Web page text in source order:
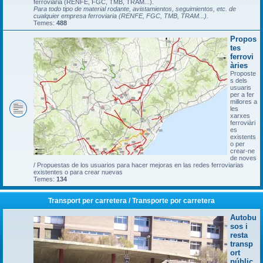
ferroviària (RENFE, FGC, TMB, TRAM...).
Para todo tipo de material rodante, avistamientos, seguimientos, etc. de
cualquier empresa ferroviaria (RENFE, FGC, TMB, TRAM...).
Temes: 488
Propos
tes
ferrovi
àries
Proposte
s dels
usuaris
per a fer
millores a
les
xarxes
ferroviàri
es
existents
o per
crear-ne
de noves
/ Propuestas de los usuarios para hacer mejoras en las redes ferroviarias
existentes o para crear nuevas
Temes: 134
Transport per carretera / Transporte por carretera
Autobu
sos i
resta
transp
ort